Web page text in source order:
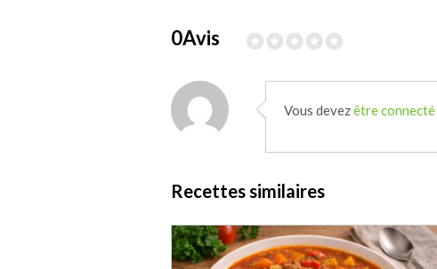
0Avis
Vous devezêtre connecté
Recettes similaires